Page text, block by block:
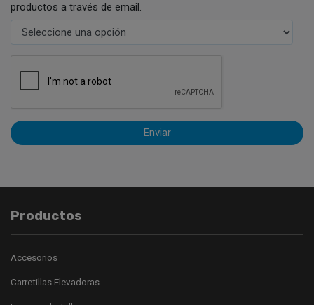
productos a través de email.
Enviar
Productos
Accesorios
Carretillas Elevadoras